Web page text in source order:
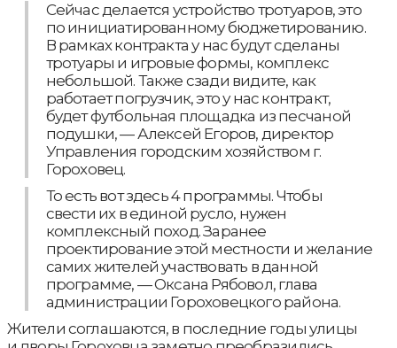
Сейчас делается устройство тротуаров, это
по инициатированному бюджетированию.
В рамках контракта у нас будут сделаны
тротуары и игровые формы, комплекс
небольшой. Также сзади видите, как
работает погрузчик, это у нас контракт,
будет футбольная площадка из песчаной
подушки, — Алексей Егоров, директор
Управления городским хозяйством г.
Гороховец.
То есть вот здесь 4 программы. Чтобы
свести их в единой русло, нужен
комплексный поход. Заранее
проектирование этой местности и желание
самих жителей участвовать в данной
программе, — Оксана Рябовол, глава
администрации Гороховецкого района.
Жители соглашаются, в последние годы улицы